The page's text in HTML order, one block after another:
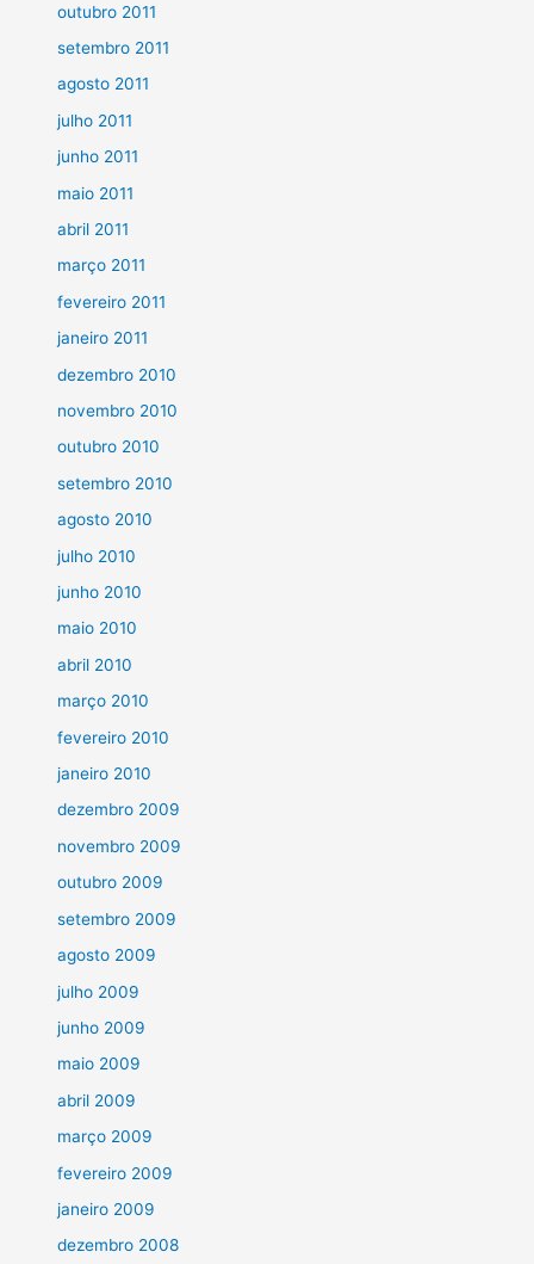
outubro 2011
setembro 2011
agosto 2011
julho 2011
junho 2011
maio 2011
abril 2011
março 2011
fevereiro 2011
janeiro 2011
dezembro 2010
novembro 2010
outubro 2010
setembro 2010
agosto 2010
julho 2010
junho 2010
maio 2010
abril 2010
março 2010
fevereiro 2010
janeiro 2010
dezembro 2009
novembro 2009
outubro 2009
setembro 2009
agosto 2009
julho 2009
junho 2009
maio 2009
abril 2009
março 2009
fevereiro 2009
janeiro 2009
dezembro 2008